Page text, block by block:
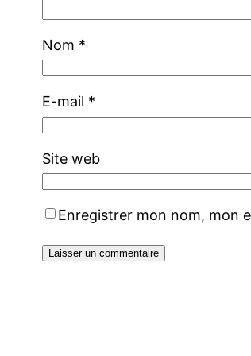
Nom *
E-mail *
Site web
Enregistrer mon nom, mon